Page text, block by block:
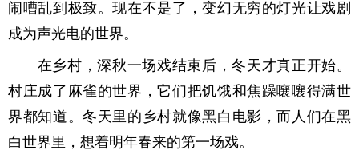
闹嘈乱到极致。现在不是了，变幻无穷的灯光让戏剧
成为声光电的世界。
在乡村，深秋一场戏结束后，冬天才真正开始。
村庄成了麻雀的世界，它们把饥饿和焦躁嚷嚷得满世
界都知道。冬天里的乡村就像黑白电影，而人们在黑
白世界里，想着明年春来的第一场戏。